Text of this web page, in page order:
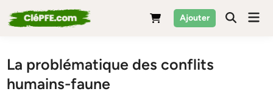
to
Ajouter
La problématique des conflits
humains-faune